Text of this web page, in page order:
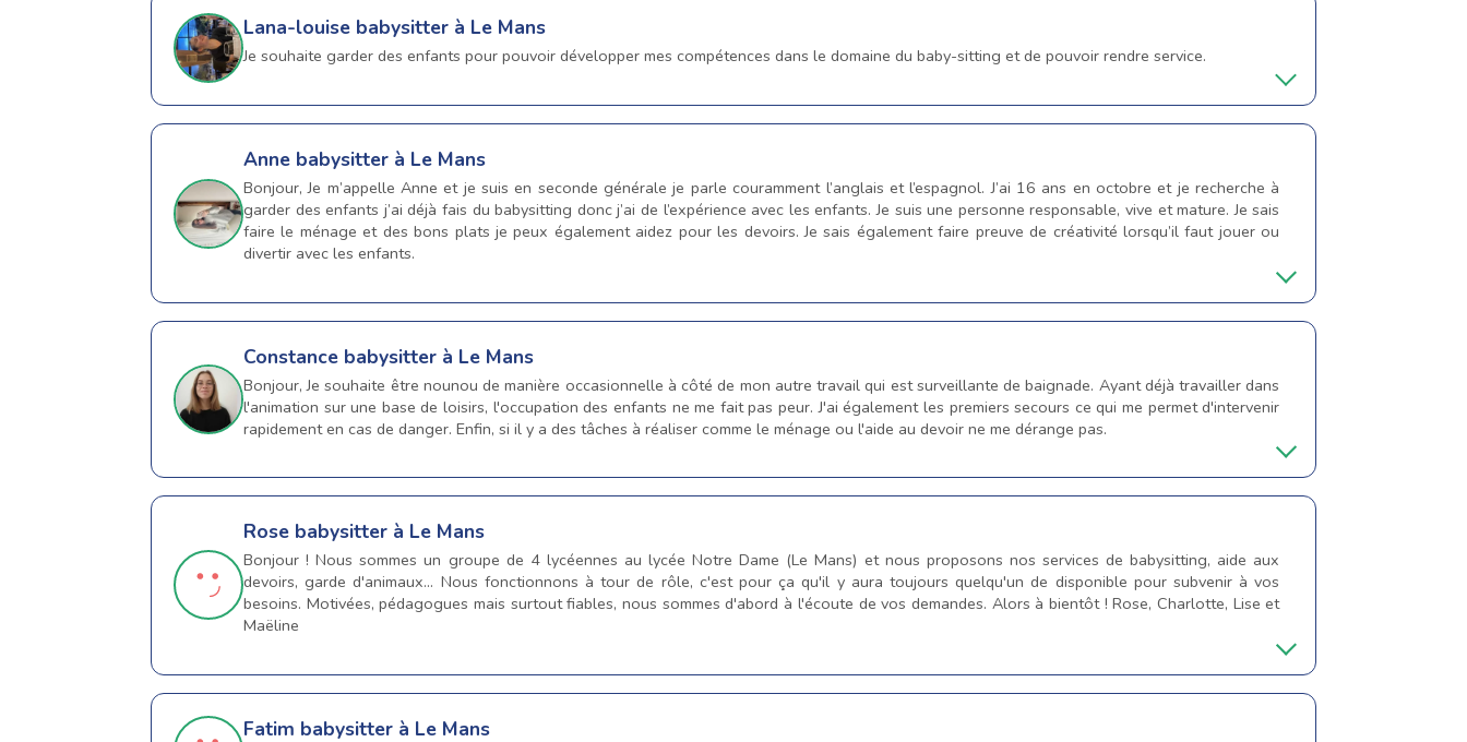
Lana-louise babysitter à Le Mans
Je souhaite garder des enfants pour pouvoir développer mes compétences dans le domaine du baby-sitting et de pouvoir rendre service.
Anne babysitter à Le Mans
Bonjour, Je m’appelle Anne et je suis en seconde générale je parle couramment l’anglais et l’espagnol. J’ai 16 ans en octobre et je recherche à
garder des enfants j’ai déjà fais du babysitting donc j’ai de l’expérience avec les enfants. Je suis une personne responsable, vive et mature. Je sais
faire le ménage et des bons plats je peux également aidez pour les devoirs. Je sais également faire preuve de créativité lorsqu’il faut jouer ou
divertir avec les enfants.
Constance babysitter à Le Mans
Bonjour, Je souhaite être nounou de manière occasionnelle à côté de mon autre travail qui est surveillante de baignade. Ayant déjà travailler dans
l'animation sur une base de loisirs, l'occupation des enfants ne me fait pas peur. J'ai également les premiers secours ce qui me permet d'intervenir
rapidement en cas de danger. Enfin, si il y a des tâches à réaliser comme le ménage ou l'aide au devoir ne me dérange pas.
Rose babysitter à Le Mans
Bonjour ! Nous sommes un groupe de 4 lycéennes au lycée Notre Dame (Le Mans) et nous proposons nos services de babysitting, aide aux
devoirs, garde d'animaux... Nous fonctionnons à tour de rôle, c'est pour ça qu'il y aura toujours quelqu'un de disponible pour subvenir à vos
besoins. Motivées, pédagogues mais surtout fiables, nous sommes d'abord à l'écoute de vos demandes. Alors à bientôt ! Rose, Charlotte, Lise et
Maëline
Fatim babysitter à Le Mans